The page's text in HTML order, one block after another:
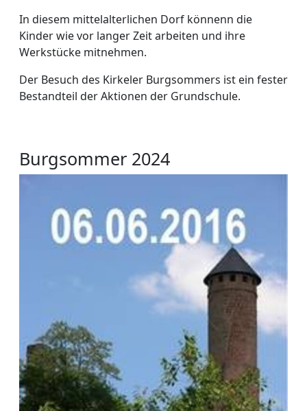
In diesem mittelalterlichen Dorf könnenn die
Kinder wie vor langer Zeit arbeiten und ihre
Werkstücke mitnehmen.
Der Besuch des Kirkeler Burgsommers ist ein fester
Bestandteil der Aktionen der Grundschule.
Burgsommer 2024